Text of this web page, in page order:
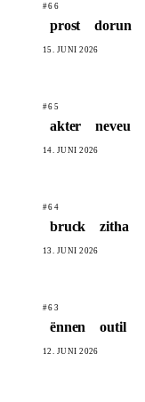
#66
prost dorun
15. JUNI 2026
#65
akter neveu
14. JUNI 2026
#64
bruck zitha
13. JUNI 2026
#63
ënnen outil
12. JUNI 2026